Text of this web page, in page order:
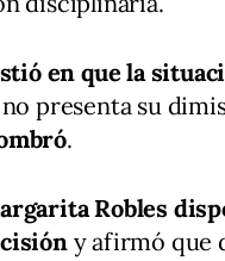
en que la
presenta su
.
Robles
y afirmó que